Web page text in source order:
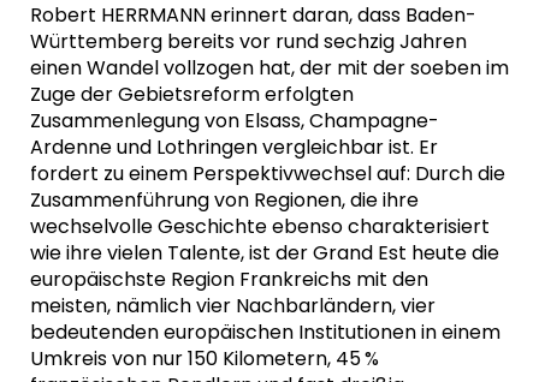
Robert HERRMANN erinnert daran, dass Baden-
Württemberg bereits vor rund sechzig Jahren
einen Wandel vollzogen hat, der mit der soeben im
Zuge der Gebietsreform erfolgten
Zusammenlegung von Elsass, Champagne-
Ardenne und Lothringen vergleichbar ist. Er
fordert zu einem Perspektivwechsel auf: Durch die
Zusammenführung von Regionen, die ihre
wechselvolle Geschichte ebenso charakterisiert
wie ihre vielen Talente, ist der Grand Est heute die
europäischste Region Frankreichs mit den
meisten, nämlich vier Nachbarländern, vier
bedeutenden europäischen Institutionen in einem
Umkreis von nur 150 Kilometern, 45 %